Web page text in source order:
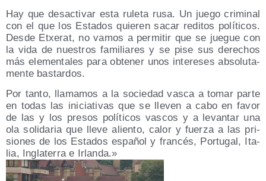
Hay que des­ac­ti­var esta rule­ta rusa. Un jue­go cri­mi­nal
con el que los Esta­dos quie­ren sacar redi­tos polí­ti­cos.
Des­de Etxe­rat, no vamos a per­mi­tir que se jue­gue con
la vida de nues­tros fami­lia­res y se pise sus dere­chos
más ele­men­ta­les para obte­ner unos intere­ses abso­lu­ta­
men­te bastardos.
Por tan­to, lla­ma­mos a la socie­dad vas­ca a tomar par­te
en todas las ini­cia­ti­vas que se lle­ven a cabo en favor
de las y los pre­sos polí­ti­cos vas­cos y a levan­tar una
ola soli­da­ria que lle­ve alien­to, calor y fuer­za a las pri­
sio­nes de los Esta­dos espa­ñol y fran­cés, Por­tu­gal, Ita­
lia, Ingla­te­rra e Irlanda.»